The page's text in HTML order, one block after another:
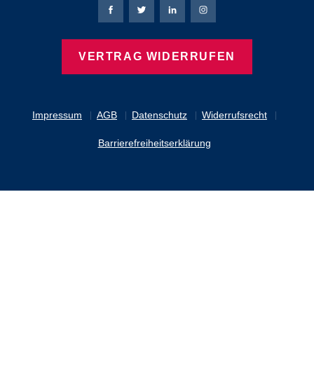
Impressum AGB Datenschutz Widerrufsrecht
Barrierefreiheitserklärung
Bierbaum-Proenen Facebook-Seite
Bierbaum-Proenen Twitter Seite
Bierbaum-Proenen LinkedIn
Bierbaum-Proenen
VERTRAG WIDERRUFEN